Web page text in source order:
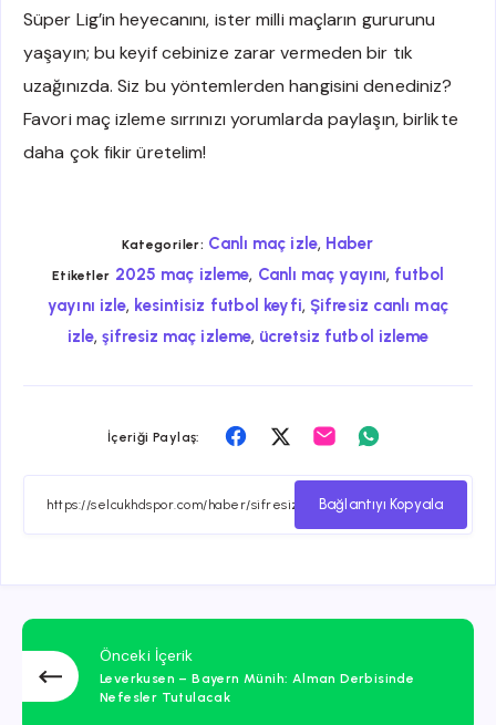
Süper Lig’in heyecanını, ister milli maçların gururunu
yaşayın; bu keyif cebinize zarar vermeden bir tık
uzağınızda. Siz bu yöntemlerden hangisini denediniz?
Favori maç izleme sırrınızı yorumlarda paylaşın, birlikte
daha çok fikir üretelim!
Kategoriler: Canlı maç izle, Haber
Etiketler 2025 maç izleme, Canlı maç yayını, futbol
yayını izle, kesintisiz futbol keyfi, Şifresiz canlı maç
izle,şifresiz maç izleme, ücretsiz futbol izleme
İçeriği Paylaş:
Facebook
paylaş
Twitter
paylaş
Email
paylaşpaylaş
Bağlantıyı Kopyala
Önceki İçerik
Leverkusen – Bayern Münih: Alman Derbisinde
Nefesler Tutulacak